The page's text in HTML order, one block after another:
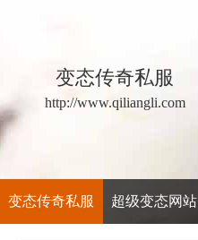
变态传奇私服
http://www.qiliangli.com
变态传奇私服 超级变态网站